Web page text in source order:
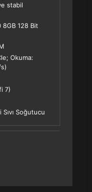
stabil
8GB 128 Bit
Okuma:
7)
Soğutucu